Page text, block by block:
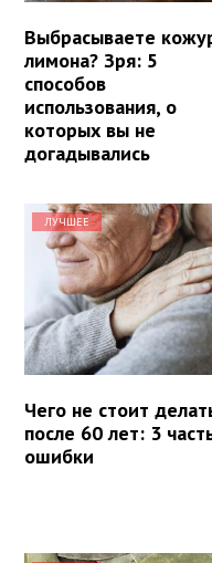
Выбрасываете
лимона? Зря: 5
способов
использования, о
которых вы не
догадывались
ЛУЧШЕЕ
Чего не стоит
после 60 лет: 3
ошибки